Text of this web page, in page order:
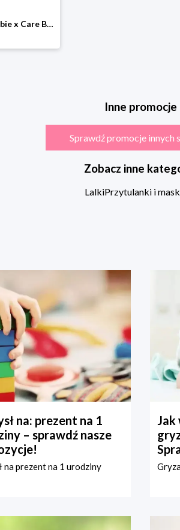
Mattel Lalka "Barbie x Care Bears" - 3+ rozmiar: onesize
Inne promocje
Sprawdź promocje innych
Zobacz inne
LalkiPrzytulanki i
na: prezent na 1
– sprawdź nasze
na prezent na 1 urodziny
Jak